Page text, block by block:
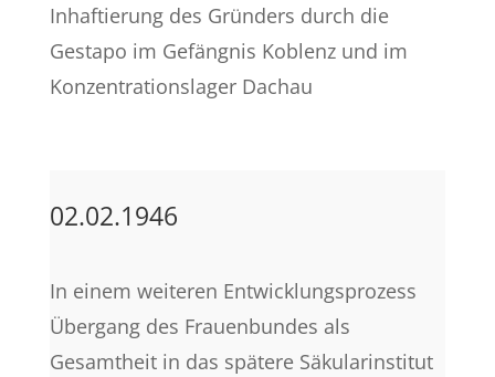
Inhaftierung des Gründers durch die
Gestapo im Gefängnis Koblenz und im
Konzentrationslager Dachau
02.02.1946
In einem weiteren Entwicklungsprozess
Übergang des Frauenbundes als
Gesamtheit in das spätere Säkularinstitut